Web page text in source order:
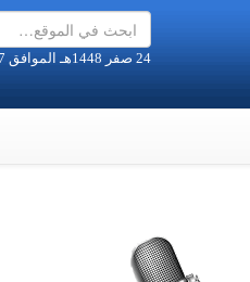
24 صفر 1448هـ الموافق 7-8-2026م